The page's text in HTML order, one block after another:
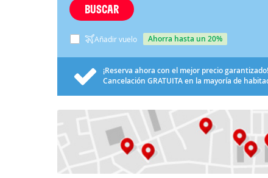
BUSCAR
Añadir vuelo ahorra hasta un 20%
¡Reserva ahora con el mejor precio garantizado!
Cancelación GRATUITAen la mayoría de